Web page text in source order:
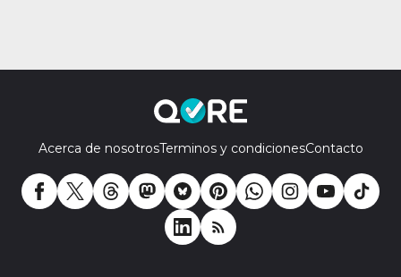
Acerca de nosotrosTerminos y condicionesContacto